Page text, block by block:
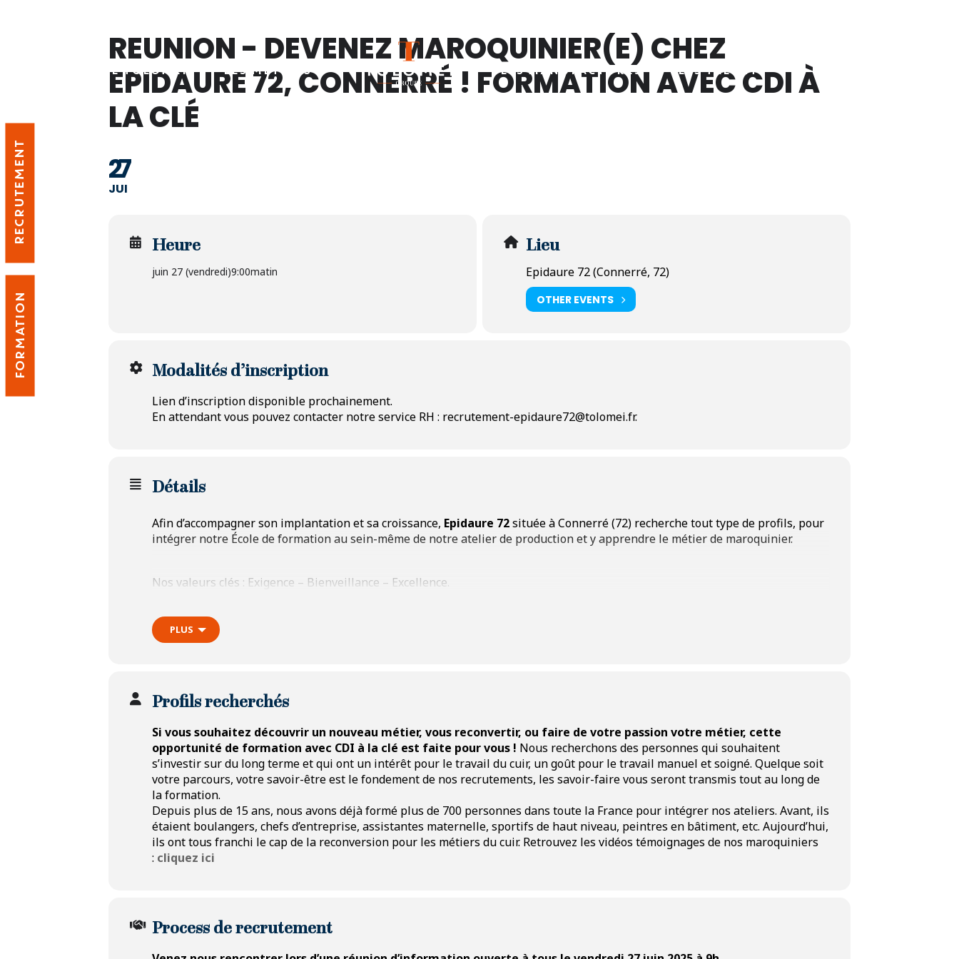
LE GROUPE TOLOMEI LES MÉTIERS LES MANUFACTURES LES TALENTS
REUNION - DEVENEZ MAROQUINIER(E) CHEZ
EPIDAURE 72, CONNERRÉ ! FORMATION AVEC CDI À
LA CLÉ
27
JUI
Heure
juin 27 (vendredi)9:00matin
Lieu
Epidaure 72 (Connerré, 72)
OTHER EVENTS
Modalités d’inscription
Lien d’inscription disponible prochainement.
En attendant vous pouvez contacter notre service RH : recrutement-epidaure72@tolomei.fr.
Détails
Afin d’accompagner son implantation et sa croissance, Epidaure 72située à Connerré (72) recherche tout type de profils, pour
intégrer notre École de formation au sein-même de notre atelier de production et y apprendre le métier de maroquinier.
Nos valeurs clés : Exigence – Bienveillance – Excellence.
Être maroquinier chez Epidaure 72 – Groupe Tolomei :
Vous serez attentif(ve) à la qualité du travail réalisé sur chaque pièce de cuir.
Comment devenir maroquinier chez Tolomei ?
Intégrez notre Ecole au sein de notre manufacture pour suivrenotre formation de 3 mois (400h), 100% prise en charge et
indemnisée. Vous y apprendrez les bases du métier de maroquinier, à apprivoiser la matière, les outils et les machines.
A la
suite de cette formation, vous pourrez intégrer les équipes en CDD avec l’objectif d’un CDI.
Pour vous inscrire à cette réunion, cliquez sur « Je postule ».
PLUS
Profils recherchés
Si vous souhaitez découvrir un nouveau métier, vous reconvertir, ou faire de votre passion votre métier, cette
opportunité de formation avec CDI à la clé est faite pour vous ! Nous recherchons des personnes qui souhaitent
s’investir sur du long terme et qui ont un intérêt pour le travail du cuir, un goût pour le travail manuel et soigné. Quelque soit
votre parcours, votre savoir-être est le fondement de nos recrutements, les savoir-faire vous seront transmis tout au long de
la formation.
Depuis plus de 15 ans, nous avons déjà formé plus de 700 personnes dans toute la France pour intégrer nos ateliers. Avant, ils
étaient boulangers, chefs d’entreprise, assistantes maternelle, sportifs de haut niveau, peintres en bâtiment, etc. Aujourd’hui,
ils ont tous franchi le cap de la reconversion pour les métiers du cuir. Retrouvez les vidéos témoignages de nos maroquiniers
: cliquez ici
Process de recrutement
RECRUTEMENT
FORMATION